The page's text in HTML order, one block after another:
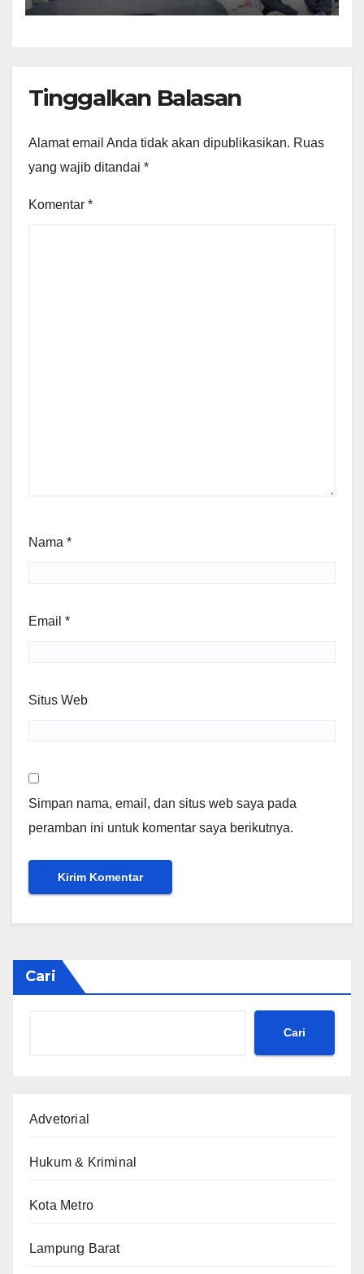
Tinggalkan Balasan
Alamat email Anda tidak akan dipublikasikan. Ruas
yang wajib ditandai *
Komentar *
Nama *
Email *
Situs Web
Simpan nama, email, dan situs web saya pada
peramban ini untuk komentar saya berikutnya.
Cari
Cari
Advetorial
Hukum & Kriminal
Kota Metro
Lampung Barat